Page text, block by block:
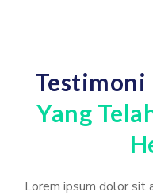
Testimoni
Yang
Lorem ipsum dolor sit